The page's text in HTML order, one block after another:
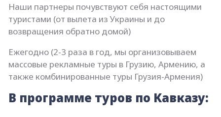
Наши партнеры почувствуют себя настоящими
туристами (от вылета из Украины и до
возвращения обратно домой)
Ежегодно (2-3 раза в год, мы организовываем
массовые рекламные туры в Грузию, Армению, а
также комбинированные туры Грузия-Армения)
В программе туров по Кавказу: